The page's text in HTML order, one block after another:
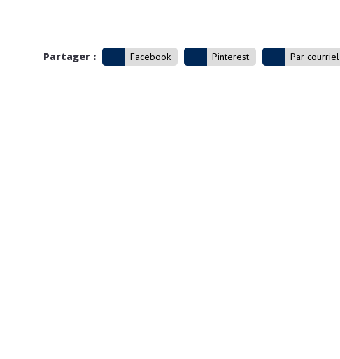
Partager : Facebook Pinterest Par courriel